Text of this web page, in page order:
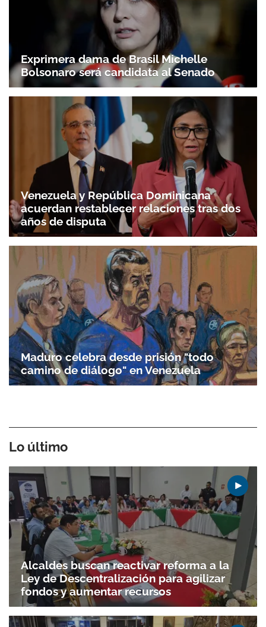
Exprimera dama de Brasil Michelle
Bolsonaro será candidata al Senado
Venezuela y República Dominicana
acuerdan restablecer relaciones tras dos
años de disputa
Maduro celebra desde prisión "todo
camino de diálogo" en Venezuela
Lo último
Alcaldes buscan reactivar reforma a la
Ley de Descentralización para agilizar
fondos y aumentar recursos